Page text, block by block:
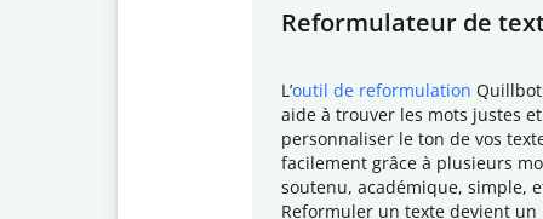
Reformulateur de
L ’outil de reformulation
aide à trouver les mots justes
personnaliser le ton de vos
facilement grâce à plusieurs
soutenu, académique, simple,
Reformuler un texte devient un